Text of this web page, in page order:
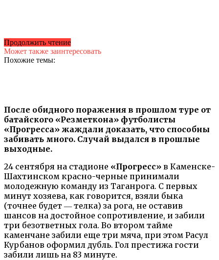
После обидного поражения в прошлом туре от
батайского «Резметкона» футболисты
«Прогресса» жаждали доказать, что способны
забивать много. Случай выдался в прошлые
выходные.
24 сентября на стадионе «Прогресс» в Каменске-
Шахтинском красно-черные принимали
молодежную команду из Таганрога. С первых
минут хозяева, как говорится, взяли быка
(точнее будет ― телка) за рога, не оставив
шансов на достойное сопротивление, и забили
три безответных гола. Во втором тайме
каменчане забили еще три мяча, при этом Расул
Курбанов оформил дубль. Гол престижа гости
забили лишь на 83 минуте.
Продолжить чтение
Может также заинтересовать
Похожие темы: